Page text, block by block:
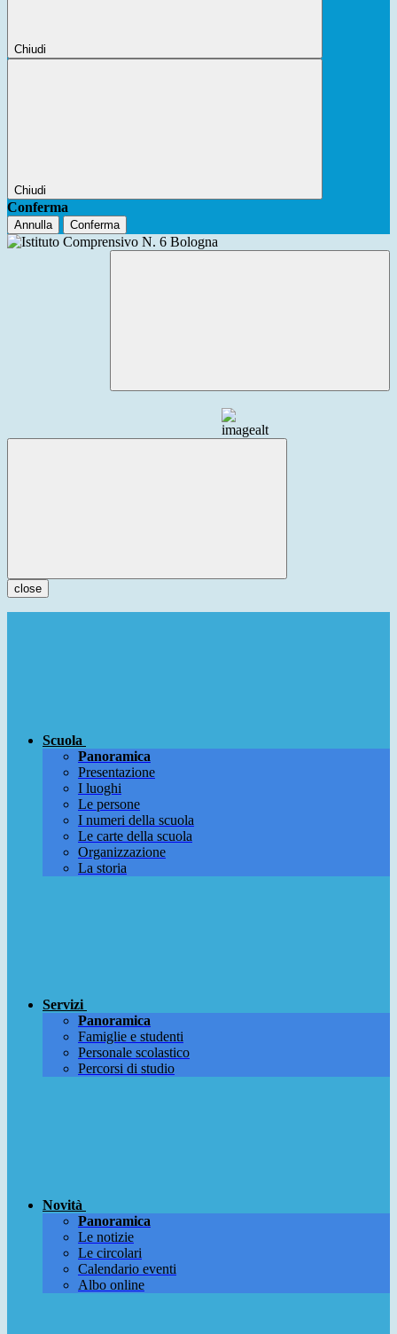
Chiudi
Chiudi
Conferma
Annulla Conferma
close
Scuola
Panoramica
Presentazione
I luoghi
Le persone
I numeri della scuola
Le carte della scuola
Organizzazione
La storia
Servizi
Panoramica
Famiglie e studenti
Personale scolastico
Percorsi di studio
Novità
Panoramica
Le notizie
Le circolari
Calendario eventi
Albo online